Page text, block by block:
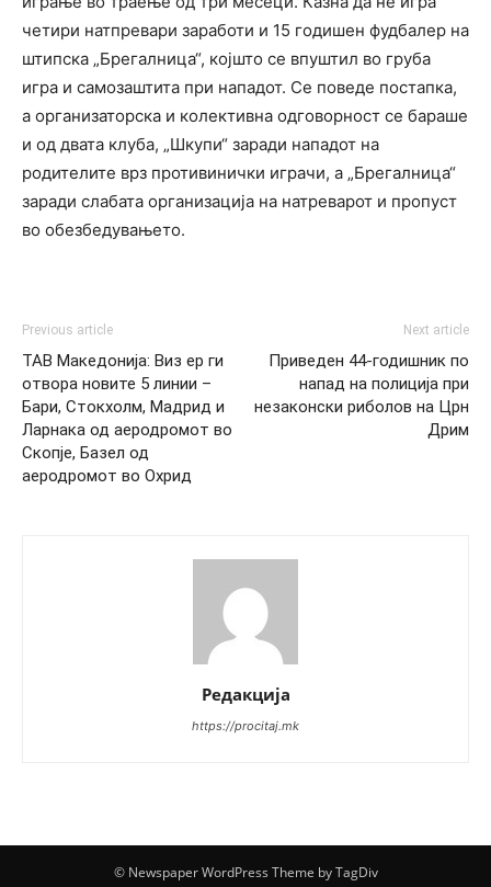
четири натпревари заработи и 15 годишен фудбалер на
штипска „Брегалница“, којшто се впуштил во груба
игра и самозаштита при нападот. Се поведе постапка,
а организаторска и колективна одговорност се бараше
и од двата клуба, „Шкупи“ заради нападот на
родителите врз противинички играчи, а „Брегалница“
заради слабата организација на натреварот и пропуст
во обезбедувањето.
Previous article
ТАВ Македонија: Виз ер ги
отвора новите 5 линии –
Бари, Стокхолм, Мадрид и
Ларнака од аеродромот во
Скопје, Базел од
аеродромот во Охрид
Next article
Приведен 44-годишник по
напад на полиција при
незаконски риболов на Црн
Дрим
Редакција
https://procitaj.mk
© Newspaper WordPress Theme by TagDiv